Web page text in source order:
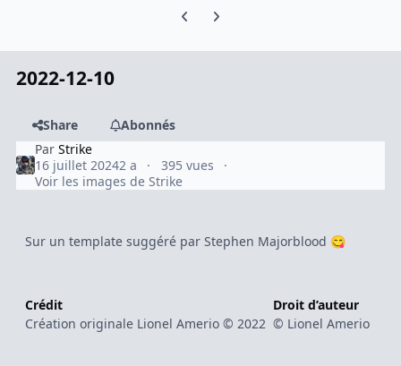
Previous carousel slide
Next carousel slide
2022-12-10
Share
Abonnés
ParStrike
16 juillet 20242 a
395 vues
Voir les images de Strike
Sur un template suggéré par Stephen Majorblood 😋
Crédit
Création originale Lionel Amerio © 2022
Droit d’auteur
© Lionel Amerio